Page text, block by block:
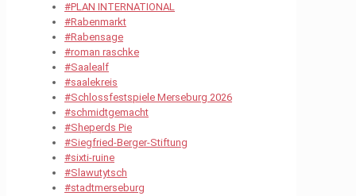
#PLAN INTERNATIONAL
#Rabenmarkt
#Rabensage
#roman raschke
#Saalealf
#saalekreis
#Schlossfestspiele Merseburg 2026
#schmidtgemacht
#Sheperds Pie
#Siegfried-Berger-Stiftung
#sixti-ruine
#Slawutytsch
#stadtmerseburg